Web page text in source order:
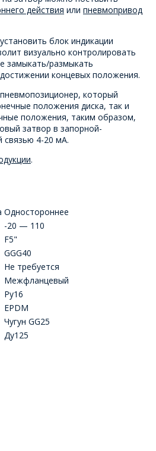
действия или пневмопривод
блок индикации
визуально контролировать
замыкать/размыкать
концевых положения.
который
положения диска, так и
положения, таким образом,
затвор в запорной-
связью 4-20 мА.
.
Одностороннее
-20 — 110
F5"
GGG40
Не требуется
Межфланцевый
Ру16
EPDM
Чугун GG25
Ду125